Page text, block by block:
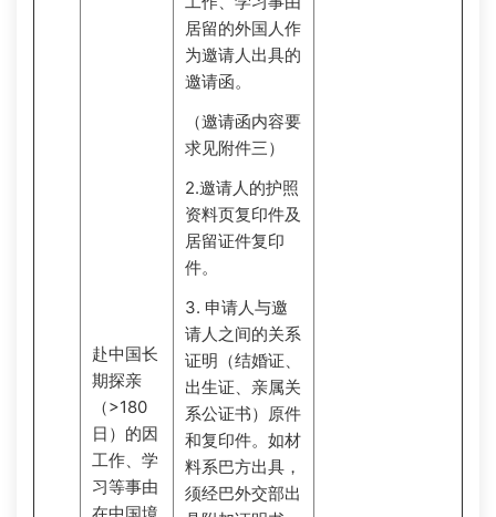
赴中国长
期探亲
（>180
日）的因
工作、学
习等事由
居留的外国人作
为邀请人出具的
邀请函。
（邀请函内容要
求见附件三）
2.邀请人的护照
资料页复印件及
居留证件复印
件。
3. 申请人与邀
请人之间的关系
证明（结婚证、
出生证、亲属关
系公证书）原件
和复印件。如材
料系巴方出具，
须经巴外交部出